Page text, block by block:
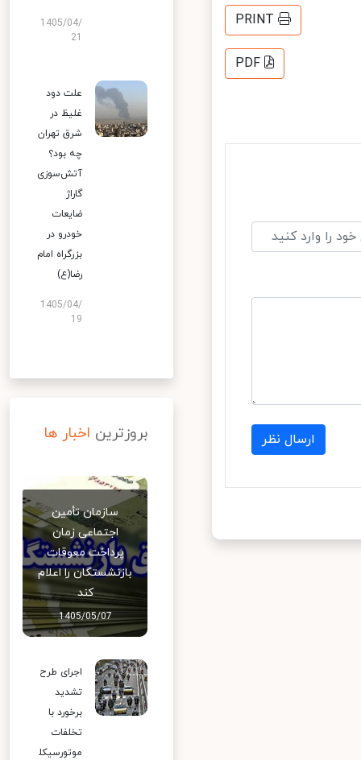
PRINT
PDF
ارسال نظر
1405/04/
علت دود
غلیظ در
شرق تهران
چه بود؟
آتش‌سوزی
گاراژ
ضایعات
خودرو در
بزرگراه امام
رضا(ع)
1405/04/
19
بروزترین اخبار ها
سازمان تأمین
اجتماعی زمان
پرداخت معوقات
بازنشستگان را اعلام
کند
1405/05/07
اجرای طرح
تشدید
برخورد با
تخلفات
موتورسیکل